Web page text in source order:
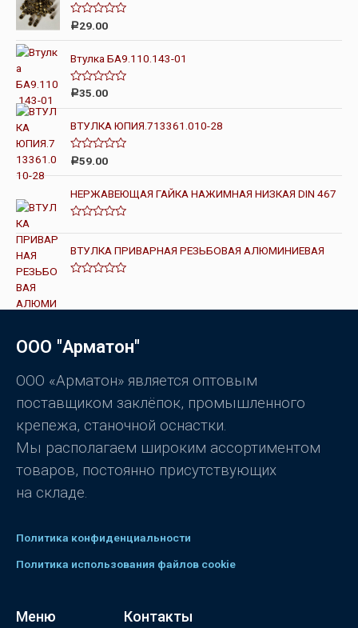
О
е
н
к
а
0
и
з
Р29.00
Втулка БА9.110.143-01
О
е
н
к
а
0
и
з
Р35.00
ВТУЛКА ЮПИЯ.713361.010-28
О
е
н
к
а
и
5
Р59.00
НЕРЖАВЕЮЩАЯ ГАЙКА НАЖИМНАЯ НИЗКАЯ DIN 467
ц
е
н
к
з
ВТУЛКА ПРИВАРНАЯ РЕЗЬБОВАЯ АЛЮМИНИЕВАЯ
0
и
5
ООО "Арматон"
ООО «Арматон» является оптовым
поставщиком заклёпок, промышленного
крепежа, станочной оснастки.
Мы располагаем широким ассортиментом
товаров, постоянно присутствующих
на складе.
Политика конфиденциальности
Политика использования файлов cookie
Меню Контакты